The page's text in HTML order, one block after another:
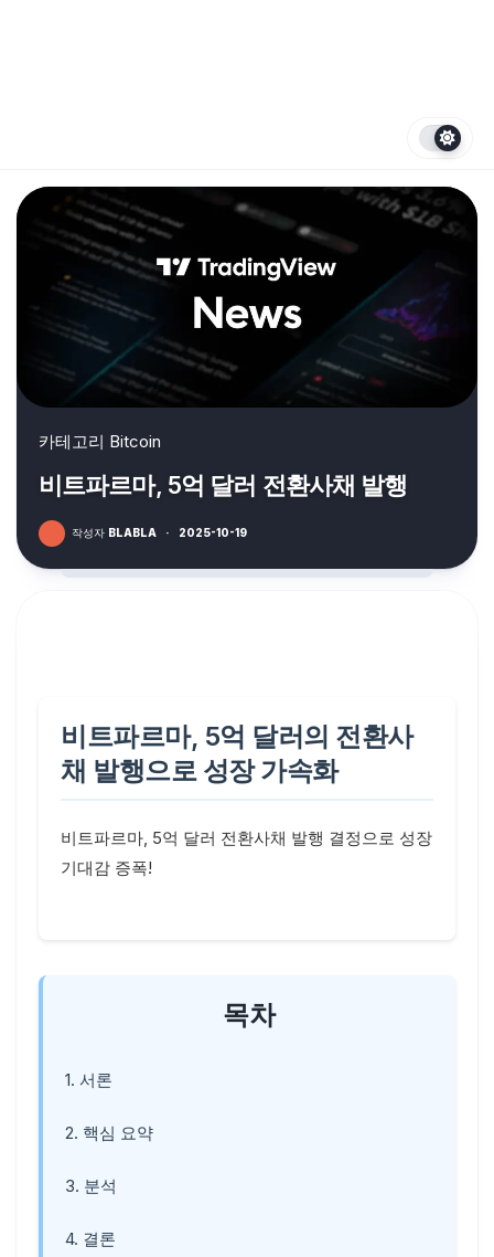
카테고리 Bitcoin
비트파르마, 5억 달러 전환사채 발행
작성자 BLABLA · 2025-10-19
비트파르마, 5억 달러의 전환사
채 발행으로 성장 가속화
비트파르마, 5억 달러 전환사채 발행 결정으로 성장
기대감 증폭!
목차
1. 서론
2. 핵심 요약
3. 분석
4. 결론